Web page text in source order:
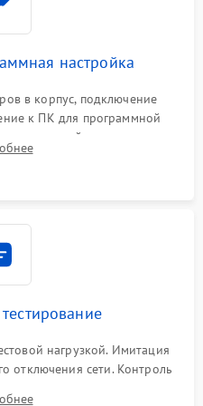
настройка
в корпус, подключение
к ПК для программной
настройки порогов
счетчиков старения АКБ.
нагрузкой. Имитация
отключения сети. Контроль
температурного режима и